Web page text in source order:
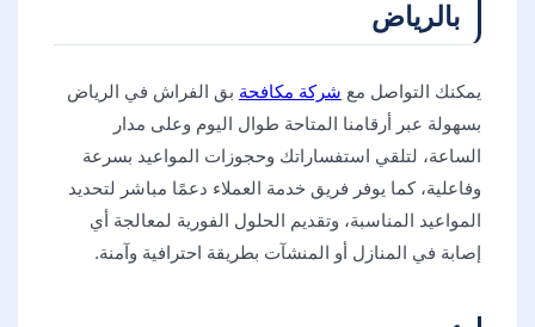
بالرياض
يمكنك التواصل مع شركة مكافحة بق الفراش في الرياض
بسهولة عبر أرقامنا المتاحة طوال اليوم وعلى مدار
الساعة، لتلقي استفساراتك وحجوزات المواعيد بسرعة
وفاعلية، كما يوفر فريق خدمة العملاء دعمًا مباشر لتحديد
المواعيد المناسبة، وتقديم الحلول الفورية لمعالجة أي
إصابة في المنازل أو المنشآت بطريقة احترافية وآمنة.